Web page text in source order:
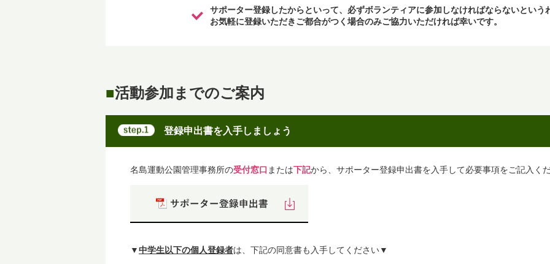
サポーター登録したからといって、必ずボランティアに参加しなければならないという
お気軽に登録いただきご都合がつく場合のみご協力いただければ幸いです。
■活動参加までのご案内
登録申出書を入手しましょう
名島運動公園管理事務所の受付窓口 または下記から、サポーター登録申出書を入手して必要事項をご記入く
▼中学生以下の個人登録者は、下記の同意書も入手してください▼